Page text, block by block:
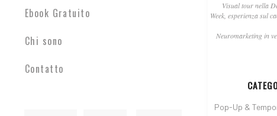
Ebook Gratuito
Chi sono
Contatto
Visual tour nella
Week, esperienza sul
Neuromarketing in
Pop-Up &